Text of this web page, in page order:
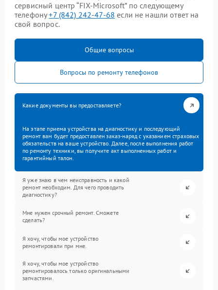
сервисный центр “FIX-Microsoft” по следующему
телефону+7 (842) 242-47-68 если не нашли ответ на
свой вопрос.
Общие вопросы
Вопросы по ремонту телефонов
Какие документы вы предоставляете?
На этапе приема устройства на диагностику и последующий
ремонт вам будет предоставлен заказ-наряд с указанием страховых
обязательств на ваше устройство. Далее, после выполнения работ
по ремонту техники, вы получите акт выполненных работ и
гарантийный талон.
Я уже знаю в чем неисправность и какой
ремонт необходим. Для чего проводить
диагностику?
Мне нужен срочный ремонт. Сможете
сделать?
Я хочу, чтобы мое устройство
ремонтировали при мне.
Я хочу, чтобы мое устройство
ремонтировалось только оригинальными
запчастями.